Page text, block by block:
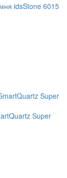
idsStone 6015
Super